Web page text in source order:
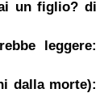
un figlio? di
leggere:
dalla morte):